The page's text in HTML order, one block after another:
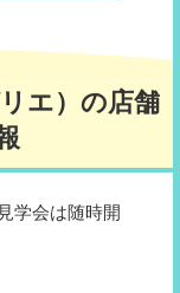
エ）の店舗
学会は随時開